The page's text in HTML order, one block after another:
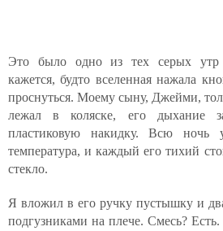
Это было одно из тех серых утр
кажется, будто вселенная нажала
проснуться. Моему сыну, Джейми,
лежал в коляске, его дыхание
пластиковую накидку. Всю ночь
температура, и каждый его тихий
стекло.
Я вложил в его ручку пустышку и
подгузниками на плече. Смесь? Есть.